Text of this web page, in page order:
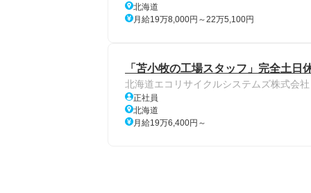
北海道
月給19万8,000円～22万5,100円
「苫小牧の工場スタッフ」完全土
北海道エコリサイクルシステムズ株式会社
正社員
北海道
月給19万6,400円～